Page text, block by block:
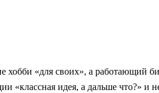
хобби «для своих», а работающий
«классная идея, а дальше что?» и